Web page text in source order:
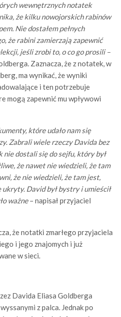
wewnętrznych notatek
że kilku nowojorskich rabinów
Nie dostałem pełnych
że rabini zamierzają zapewnić
jeśli zrobi to, o co go prosili –
Zaznacza, że z notatek, w
ma wynikać, że wyniki
i ten potrzebuje
mogą zapewnić mu wpływowi
które udało nam się
Zabrali wiele rzeczy Davida bez
nie dostali się do sejfu, który był
że nawet nie wiedzieli, że tam
że nie wiedzieli, że tam jest,
David był bystry i umieścił
ważne– napisał przyjaciel
że notatki zmarłego przyjaciela
i jego znajomych i już
w sieci.
Davida Eliasa Goldberga
z palca. Jednak po